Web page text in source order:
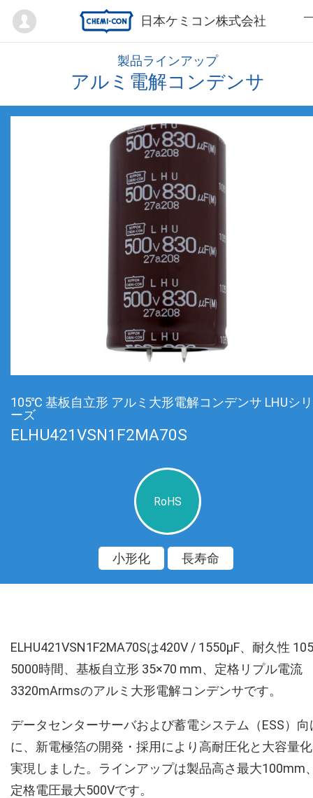
日本ケミコン株式会社
Mypage
製品ラインアップ
アルミ電解コンデンサ
105℃ 基板自立形 アルミ大形電解コンデンサ LHUシリ
ーズ
ELHU421VSN1F2MA70S
RoHS
小形化 長寿命
ELHU421VSN1F2MA70Sは420V / 1550µF、耐久性
5000時間、基板自立形 35×70 mm、定格リプル電流
3320mArmsのアルミ大形電解コンデンサです。
データセンターサーバおよび蓄電システム（ESS）向
に、新電極箔の開発・採用により高耐圧化と大容量
実現しました。ラインアップは製品高さ最大100mm
定格電圧最大500Vです。